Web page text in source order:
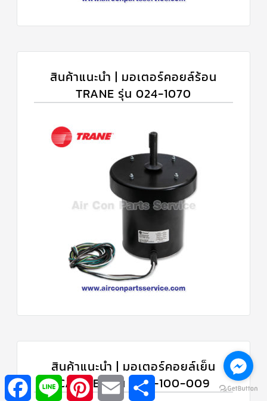
สินค้าแนะนำ | มอเตอร์คอยล์ร้อน
TRANE รุ่น 024-1070
สินค้าแนะนำ | มอเตอร์คอยล์เย็น
CARRIER รุ่น 1601-100-009
FacebookLine PinterestEmail Share